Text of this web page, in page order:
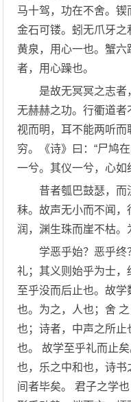
马十驾，功在不舍。锲
金石可镂。蚓无爪牙
黄泉，用心一也。蟹
者，用心躁也。
是故无冥冥之志者，
无赫赫之功。行衢道
视而明，耳不能两听
穷。《诗》曰：“尸鸠
一兮。其仪一兮，心如
昔者瓠巴鼓瑟，而
秣。故声无小而不闻
润，渊生珠而崖不枯。
学恶乎始？恶乎终
礼；其义则始乎为士
至乎没而后止也。故
也。为之，人也；舍
也；诗者，中声之所
也。 故学至乎礼而止
也，乐之中和也，诗书
间者毕矣。 君子之学